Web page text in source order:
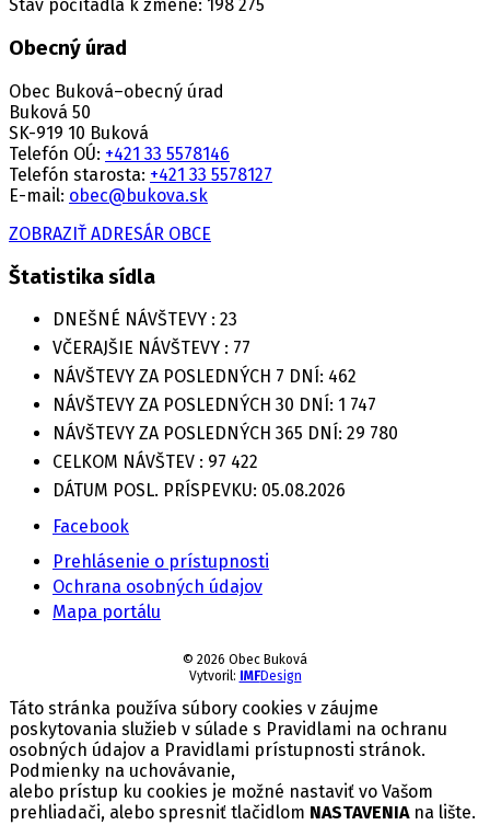
Stav počítadla k zmene: 198 275
Obecný úrad
Obec Buková–obecný úrad
Buková 50
SK-919 10 Buková
Telefón OÚ: +421 33 5578146
Telefón starosta: +421 33 5578127
E-mail: obec@bukova.sk
ZOBRAZIŤ ADRESÁR OBCE
Štatistika sídla
DNEŠNÉ NÁVŠTEVY : 23
VČERAJŠIE NÁVŠTEVY : 77
NÁVŠTEVY ZA POSLEDNÝCH 7 DNÍ: 462
NÁVŠTEVY ZA POSLEDNÝCH 30 DNÍ: 1 747
NÁVŠTEVY ZA POSLEDNÝCH 365 DNÍ: 29 780
CELKOM NÁVŠTEV : 97 422
DÁTUM POSL. PRÍSPEVKU: 05.08.2026
Facebook
Prehlásenie o prístupnosti
Ochrana osobných údajov
Mapa portálu
© 2026 Obec Buková
Vytvoril: IMFDesign
Táto stránka používa súbory cookies v záujme
poskytovania služieb v súlade s Pravidlami na ochranu
osobných údajov a Pravidlami prístupnosti stránok.
Podmienky na uchovávanie,
alebo prístup ku cookies je možné nastaviť vo Vašom
prehliadači, alebo spresniť tlačidlom NASTAVENIAna lište.